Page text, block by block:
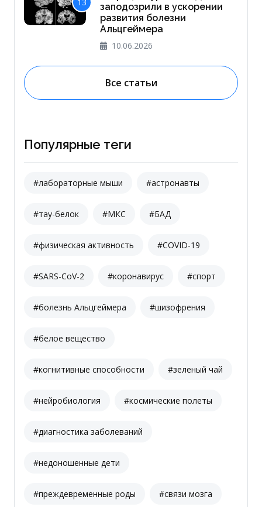
заподозрили в ускорении
развития болезни
Альцгеймера
10.06.2026
Все статьи
Популярные теги
#лабораторные мыши #астронавты
#тау-белок #МКС #БАД
#физическая активность #COVID-19
#SARS-CoV-2 #коронавирус #спорт
#болезнь Альцгеймера #шизофрения
#белое вещество
#когнитивные способности #зеленый чай
#нейробиология #космические полеты
#диагностика заболеваний
#недоношенные дети
#преждевременные роды #связи мозга